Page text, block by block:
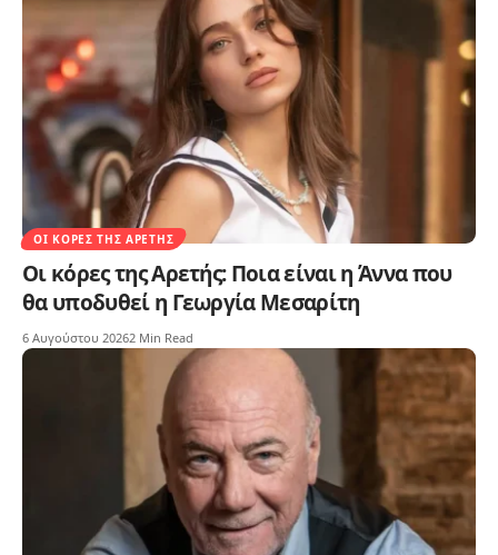
ΟΙ ΚΌΡΕΣ ΤΗΣ ΑΡΕΤΉΣ
Οι κόρες της Αρετής: Ποια είναι η Άννα που
θα υποδυθεί η Γεωργία Μεσαρίτη
6 Αυγούστου 20262 Min Read